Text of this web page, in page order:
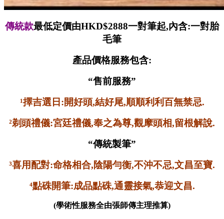
傳統款最低定價由HKD$2888一對筆起,內含:一對胎
毛筆
產品價格服務包含:
“售前服務”
¹擇吉選日:開好頭,結好尾,順順利利百無禁忌.
²剃頭禮儀:宮廷禮儀,奉之為尊,觀摩頭相,留根解說.
“傳統製筆”
³喜用配對:命格相合,陰陽勻衡,不沖不忌,文昌至寶.
⁴點硃開筆:成品點硃,通靈接氣,恭迎文昌.
(學術性服務全由張師傳主理推算)